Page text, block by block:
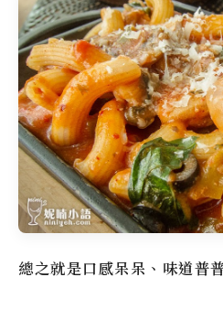
總之就是口感呆呆、味道普